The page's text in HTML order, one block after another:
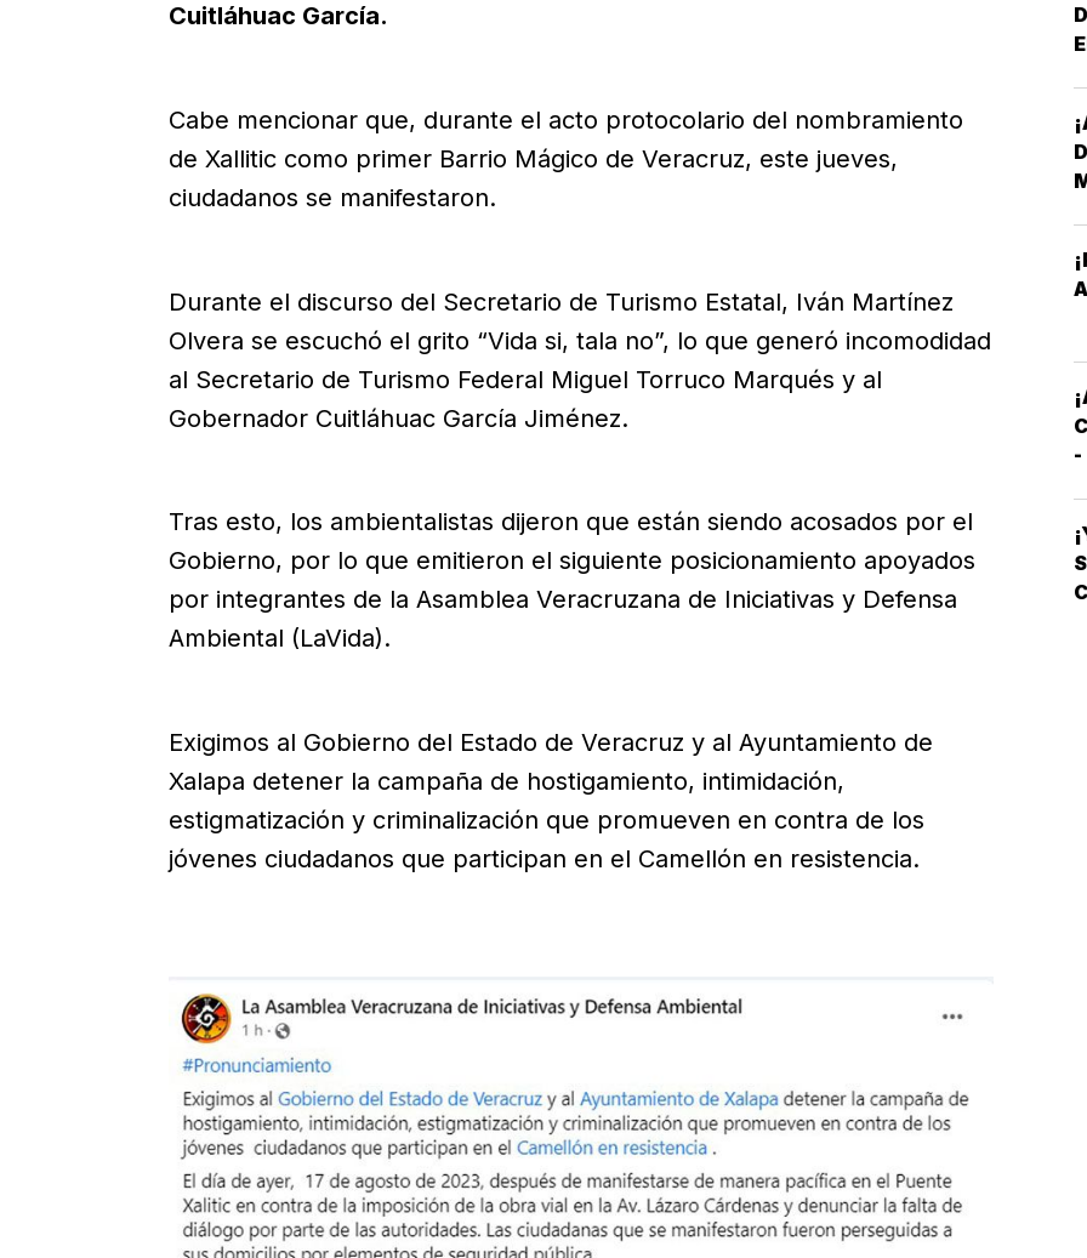
Cuitláhuac García.
Cabe mencionar que, durante el acto protocolario del nombramiento
de Xallitic como primer Barrio Mágico de Veracruz, este jueves,
ciudadanos se manifestaron.
Durante el discurso del Secretario de Turismo Estatal, Iván Martínez
Olvera se escuchó el grito “Vida si, tala no”, lo que generó incomodidad
al Secretario de Turismo Federal Miguel Torruco Marqués y al
Gobernador Cuitláhuac García Jiménez.
Tras esto, los ambientalistas dijeron que están siendo acosados por el
Gobierno, por lo que emitieron el siguiente posicionamiento apoyados
por integrantes de la Asamblea Veracruzana de Iniciativas y Defensa
Ambiental (LaVida).
Exigimos al Gobierno del Estado de Veracruz y al Ayuntamiento de
Xalapa detener la campaña de hostigamiento, intimidación,
estigmatización y criminalización que promueven en contra de los
jóvenes ciudadanos que participan en el Camellón en resistencia.
-